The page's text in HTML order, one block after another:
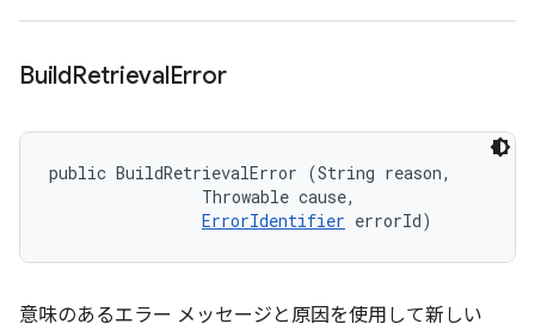
BuildRetrievalError
public BuildRetrievalError (String reason,
                Throwable cause,
ErrorIdentifier errorId)
意味のあるエラー メッセージと原因を使用して新しい